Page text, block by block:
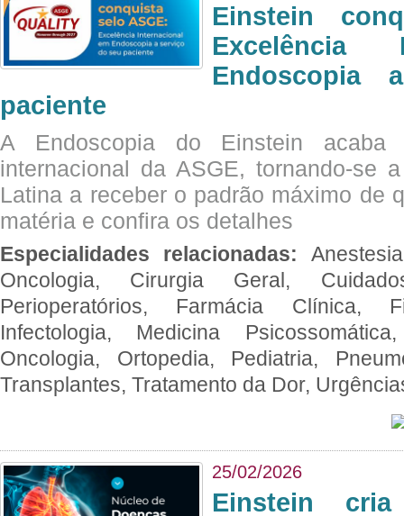
Einstein
Excelência
Endoscopia
paciente
A Endoscopia do Einstein
internacional da ASGE, tornando-se
Latina a receber o padrão máximo de
matéria e confira os detalhes
Especialidades relacionadas:
Oncologia, Cirurgia Geral,
Perioperatórios, Farmácia Clínica,
Infectologia, Medicina
Oncologia, Ortopedia, Pediatria,
Transplantes, Tratamento da Dor,
25/02/2026
Einstein